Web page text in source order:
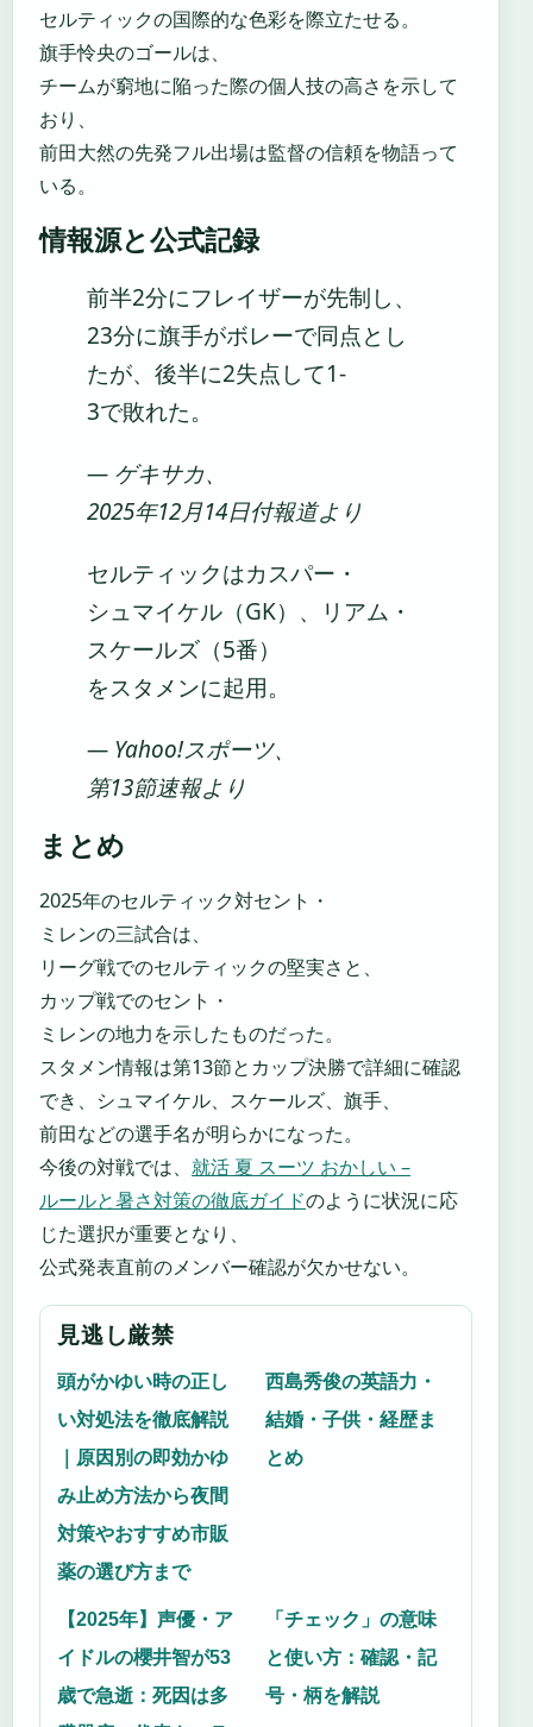
セルティックの国際的な色彩を際立たせる。
旗手怜央のゴールは、
チームが窮地に陥った際の個人技の高さを示して
おり、
前田大然の先発フル出場は監督の信頼を物語って
いる。
情報源と公式記録
前半2分にフレイザーが先制し、
23分に旗手がボレーで同点とし
たが、後半に2失点して1-
3で敗れた。
— ゲキサカ、
2025年12月14日付報道より
セルティックはカスパー・
シュマイケル（GK）、リアム・
スケールズ（5番）
をスタメンに起用。
— Yahoo!スポーツ、
第13節速報より
まとめ
2025年のセルティック対セント・
ミレンの三試合は、
リーグ戦でのセルティックの堅実さと、
カップ戦でのセント・
ミレンの地力を示したものだった。
スタメン情報は第13節とカップ決勝で詳細に確認
でき、シュマイケル、スケールズ、旗手、
前田などの選手名が明らかになった。
今後の対戦では、 就活 夏 スーツ おかしい –
ルールと暑さ対策の徹底ガイドのように状況に応
じた選択が重要となり、
公式発表直前のメンバー確認が欠かせない。
見逃し厳禁
頭がかゆい時の正し
い対処法を徹底解説
｜原因別の即効かゆ
み止め方法から夜間
対策やおすすめ市販
薬の選び方まで
西島秀俊の英語力・
結婚・子供・経歴ま
とめ
【2025年】声優・ア
イドルの櫻井智が53
歳で急逝：死因は多
「チェック」の意味
と使い方：確認・記
号・柄を解説